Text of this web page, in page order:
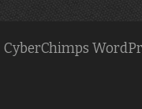
CyberChimps